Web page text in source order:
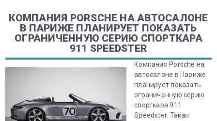
КОМПАНИЯ PORSCHE НА АВТОСАЛОНЕ
В ПАРИЖЕ ПЛАНИРУЕТ ПОКАЗАТЬ
ОГРАНИЧЕННУЮ СЕРИЮ СПОРТКАРА
911 SPEEDSTER
Компания Porsche на
автосалоне в Париже
планирует показать
ограниченную серию
спорткара 911
Speedster. Такая